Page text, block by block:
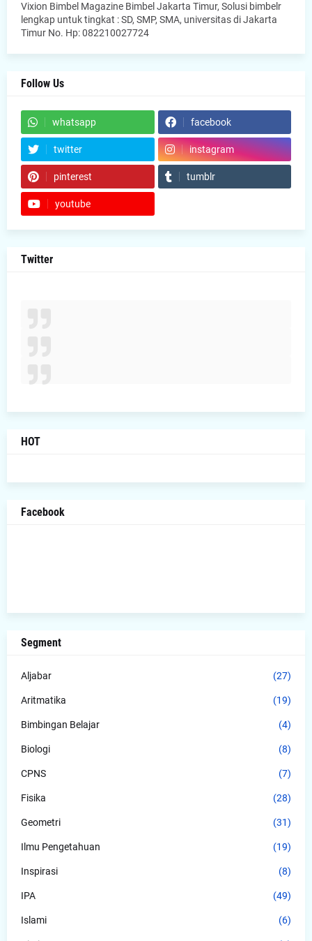
Vixion Bimbel Magazine Bimbel Jakarta Timur, Solusi bimbelr
lengkap untuk tingkat : SD, SMP, SMA, universitas di Jakarta
Timur No. Hp: 082210027724
Follow Us
whatsapp facebook
twitter instagram
pinterest tumblr
youtube
Twitter
HOT
Facebook
Segment
Aljabar (27)
Aritmatika (19)
Bimbingan Belajar (4)
Biologi (8)
CPNS (7)
Fisika (28)
Geometri (31)
Ilmu Pengetahuan (19)
Inspirasi (8)
IPA (49)
Islami (6)